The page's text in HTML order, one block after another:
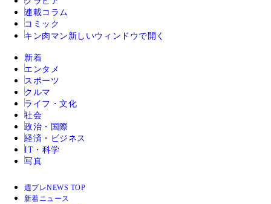
連載コラム
コミック
キン肉マン 新しいウィンドウで開く
新着
エンタメ
スポーツ
クルマ
ライフ・文化
社会
政治・国際
経済・ビジネス
IT・科学
写真
週プレNEWS TOP
新着ニュース